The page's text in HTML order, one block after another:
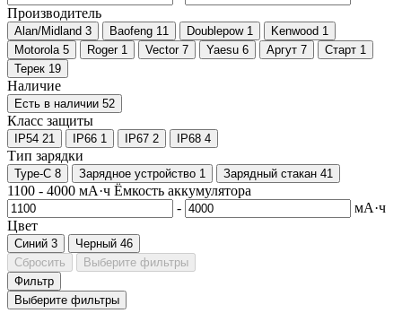
Производитель
Alan/Midland 3 Baofeng 11 Doublepow 1 Kenwood 1
Motorola 5 Roger 1 Vector 7 Yaesu 6 Аргут 7 Старт 1
Терек 19
Наличие
Есть в наличии 52
Класс защиты
IP54 21 IP66 1 IP67 2 IP68 4
Тип зарядки
Type-C 8 Зарядное устройство 1 Зарядный стакан 41
1100 - 4000 мА·ч Ёмкость аккумулятора
-
мА·ч
Цвет
Синий 3 Черный 46
Сбросить
Выберите фильтры
Фильтр
Выберите фильтры